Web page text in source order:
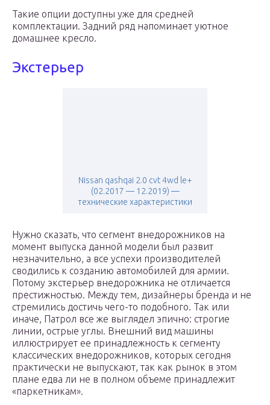
Такие опции доступны уже для средней
комплектации. Задний ряд напоминает уютное
домашнее кресло.
Экстерьер
Nissan qashqai 2.0 cvt 4wd le+
(02.2017 — 12.2019) —
технические характеристики
Нужно сказать, что сегмент внедорожников на
момент выпуска данной модели был развит
незначительно, а все успехи производителей
сводились к созданию автомобилей для армии.
Потому экстерьер внедорожника не отличается
престижностью. Между тем, дизайнеры бренда и не
стремились достичь чего-то подобного. Так или
иначе, Патрол все же выглядел эпично: строгие
линии, острые углы. Внешний вид машины
иллюстрирует ее принадлежность к сегменту
классических внедорожников, которых сегодня
практически не выпускают, так как рынок в этом
плане едва ли не в полном объеме принадлежит
«паркетникам».